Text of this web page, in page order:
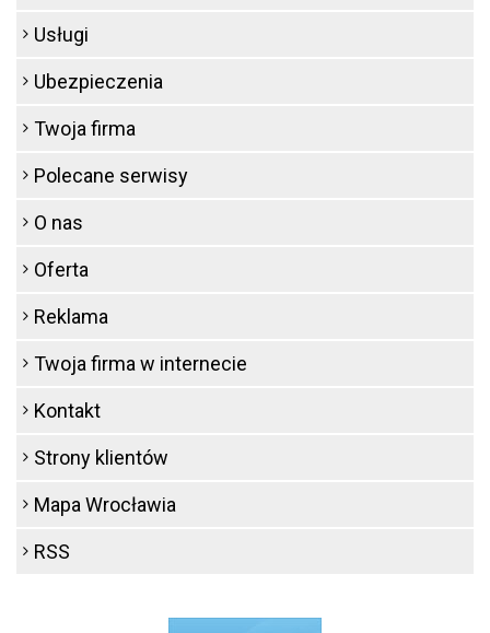
Usługi
Ubezpieczenia
Twoja firma
Polecane serwisy
O nas
Oferta
Reklama
Twoja firma w internecie
Kontakt
Strony klientów
Mapa Wrocławia
RSS